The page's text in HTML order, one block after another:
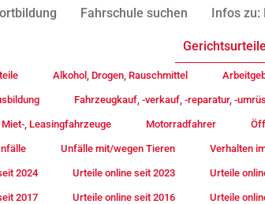
Fahrschule suchen Infos zu:
Gerichtsurteile
Alkohol, Drogen, Rauschmittel
Fahrzeugkauf, -verkauf, -reparatur, -
Miet-, Leasingfahrzeuge Motorradfahrer
Unfälle mit/wegen Tieren Verhalten
2024 Urteile online seit 2023 Urteile
2017 Urteile online seit 2016 Urteile